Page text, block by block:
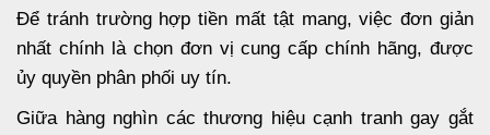
Để tránh trường hợp tiền mất tật mang, việc đơn giản
nhất chính là chọn đơn vị cung cấp chính hãng, được
ủy quyền phân phối uy tín.
Giữa hàng nghìn các thương hiệu cạnh tranh gay gắt